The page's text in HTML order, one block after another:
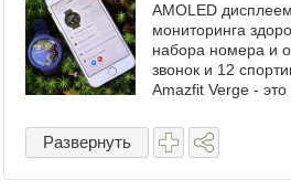
AMOLED
мониторинга
набора номера и
звонок и 12
Amazfit Verge -
недавно вышли
уже
Развернуть